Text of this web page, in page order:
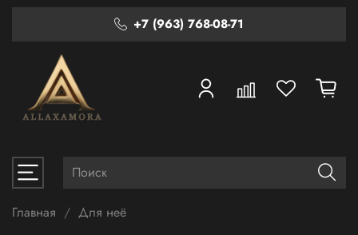
+7 (963) 768-08-71
Главная Для неё